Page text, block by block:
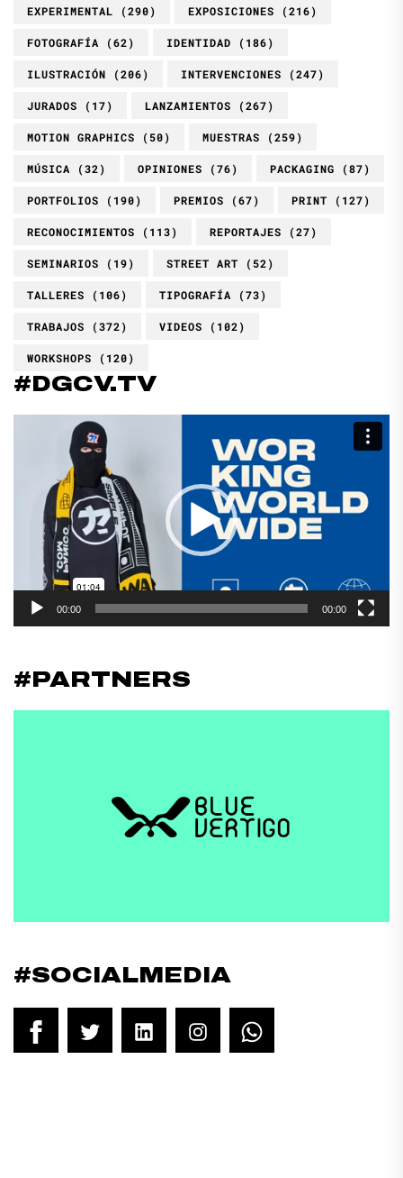
EXPERIMENTAL (290) EXPOSICIONES (216)
FOTOGRAFÍA (62) IDENTIDAD (186)
ILUSTRACIÓN (206) INTERVENCIONES (247)
JURADOS (17) LANZAMIENTOS (267)
MOTION GRAPHICS (50) MUESTRAS (259)
MÚSICA (32) OPINIONES (76) PACKAGING (87)
PORTFOLIOS (190) PREMIOS (67) PRINT (127)
RECONOCIMIENTOS (113) REPORTAJES (27)
SEMINARIOS (19) STREET ART (52)
TALLERES (106) TIPOGRAFÍA (73)
TRABAJOS (372) VIDEOS (102)
WORKSHOPS (120)
#DGCV.TV
Reproductor
00:00 00:00
#PARTNERS
#SOCIALMEDIA
FacebookTwitter LinkedInInstagram